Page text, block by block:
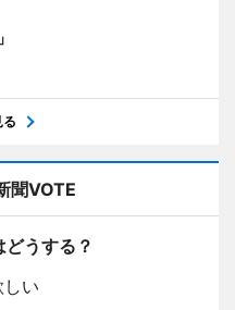
る
聞VOTE
うする？
い